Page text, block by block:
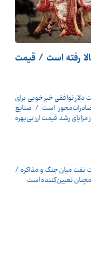
رفته است / قیمت
دلار توافقی خبر خوبی برای
است / صنایع
رشد قیمت ارز بی‌بهره
نفت میان جنگ و مذاکره /
تعیین‌کننده است